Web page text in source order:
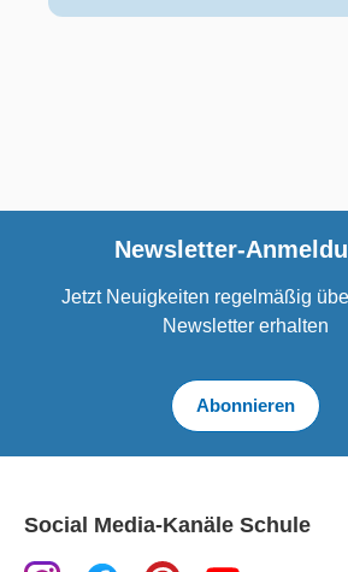
Newsletter-
Jetzt Neuigkeiten regelmäßig
Newsletter erhalten
Abonnieren
Social Media-Kanäle Schule